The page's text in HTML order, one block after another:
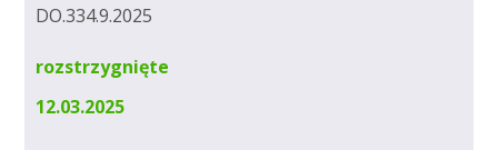
DO.334.9.2025
rozstrzygnięte
12.03.2025